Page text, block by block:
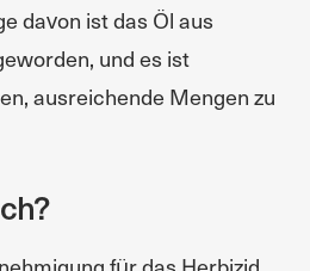
davon ist das Öl aus
und es ist
ausreichende Mengen zu